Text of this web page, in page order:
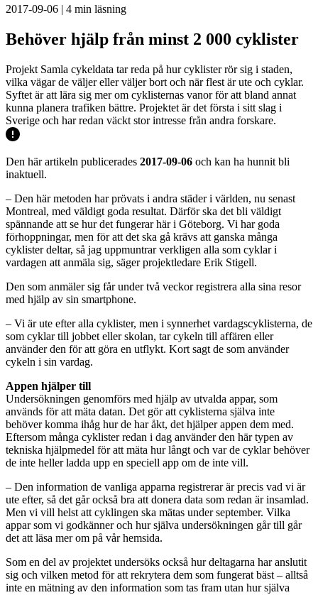
2017-09-06 | 4 min läsning
Behöver hjälp från minst 2 000 cyklister
Projekt Samla cykeldata tar reda på hur cyklister rör sig i staden,
vilka vägar de väljer eller väljer bort och när flest är ute och cyklar.
Syftet är att lära sig mer om cyklisternas vanor för att bland annat
kunna planera trafiken bättre. Projektet är det första i sitt slag i
Sverige och har redan väckt stor intresse från andra forskare.
Den här artikeln publicerades 2017-09-06 och kan ha hunnit bli
inaktuell.
– Den här metoden har prövats i andra städer i världen, nu senast
Montreal, med väldigt goda resultat. Därför ska det bli väldigt
spännande att se hur det fungerar här i Göteborg. Vi har goda
förhoppningar, men för att det ska gå krävs att ganska många
cyklister deltar, så jag uppmuntrar verkligen alla som cyklar i
vardagen att anmäla sig, säger projektledare Erik Stigell.
Den som anmäler sig får under två veckor registrera alla sina resor
med hjälp av sin smartphone.
– Vi är ute efter alla cyklister, men i synnerhet vardagscyklisterna, de
som cyklar till jobbet eller skolan, tar cykeln till affären eller
använder den för att göra en utflykt. Kort sagt de som använder
cykeln i sin vardag.
Appen hjälper till
Undersökningen genomförs med hjälp av utvalda appar, som
används för att mäta datan. Det gör att cyklisterna själva inte
behöver komma ihåg hur de har åkt, det hjälper appen dem med.
Eftersom många cyklister redan i dag använder den här typen av
tekniska hjälpmedel för att mäta hur långt och var de cyklar behöver
de inte heller ladda upp en speciell app om de inte vill.
– Den information de vanliga apparna registrerar är precis vad vi är
ute efter, så det går också bra att donera data som redan är insamlad.
Men vi vill helst att cyklingen ska mätas under september. Vilka
appar som vi godkänner och hur själva undersökningen går till går
det att läsa mer om på vår hemsida.
Som en del av projektet undersöks också hur deltagarna har anslutit
sig och vilken metod för att rekrytera dem som fungerat bäst – alltså
inte en mätning av den information som tas fram utan hur själva